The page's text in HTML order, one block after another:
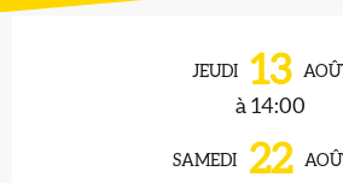
JEUDI 13
à 14:00
SAMEDI 22